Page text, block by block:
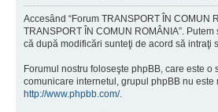
Accesând “Forum TRANSPORT ÎN
TRANSPORT ÎN COMUN ROMÂNIA”.
că după modificări sunteţi de acord să intraţi
Forumul nostru foloseşte phpBB, care este o
comunicare internetul, grupul phpBB nu
http://www.phpbb.com/.